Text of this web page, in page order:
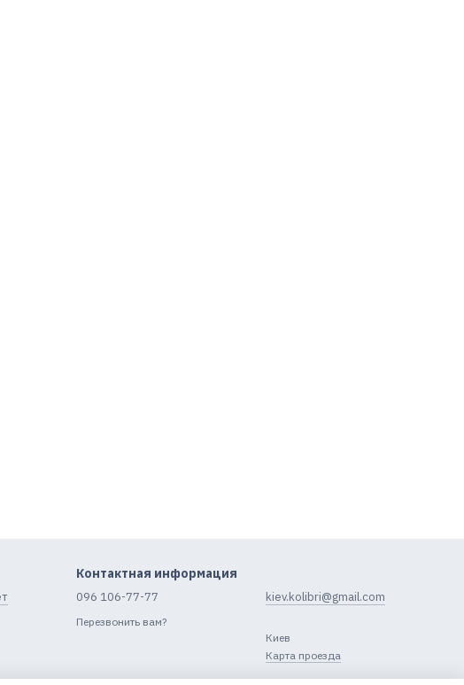
Контактная информация
096 106-77-77
Перезвонить вам?
kiev.kolibri@gmail.com
Киев
Карта проезда